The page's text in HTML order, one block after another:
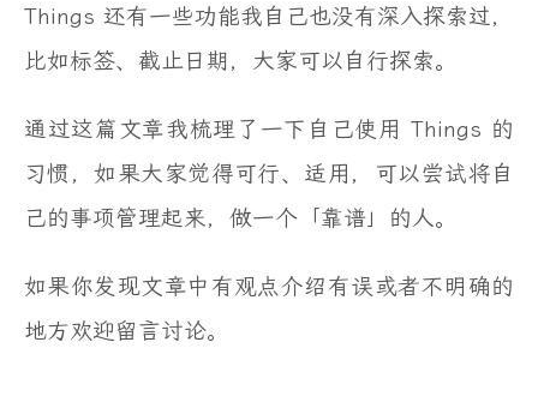
Things 还有一些功能我自己也没有深入探索过，
比如标签、截止日期，大家可以自行探索。
通过这篇文章我梳理了一下自己使用 Things 的
习惯，如果大家觉得可行、适用，可以尝试将自
己的事项管理起来，做一个「靠谱」的人。
如果你发现文章中有观点介绍有误或者不明确的
地方欢迎留言讨论。